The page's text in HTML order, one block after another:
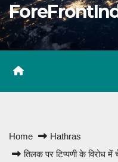
Home
Hathras
तिलक पर टिप्पणी के विरोध में